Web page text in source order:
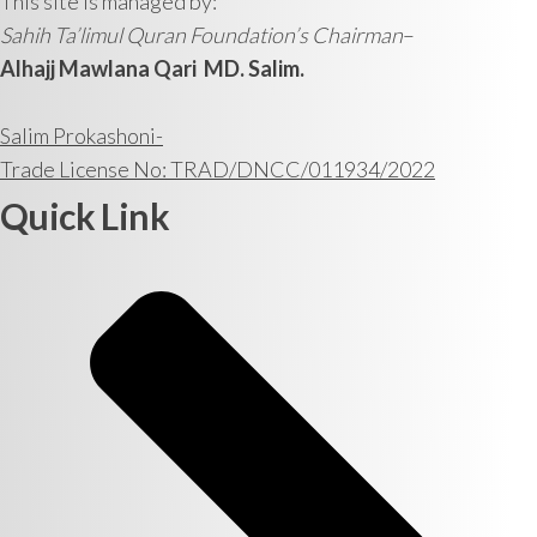
Sahih Ta’limul Quran Foundation’s Chairman–
Alhajj Mawlana Qari MD. Salim.
Salim Prokashoni-
Trade License No: TRAD/DNCC/011934/2022
Quick Link